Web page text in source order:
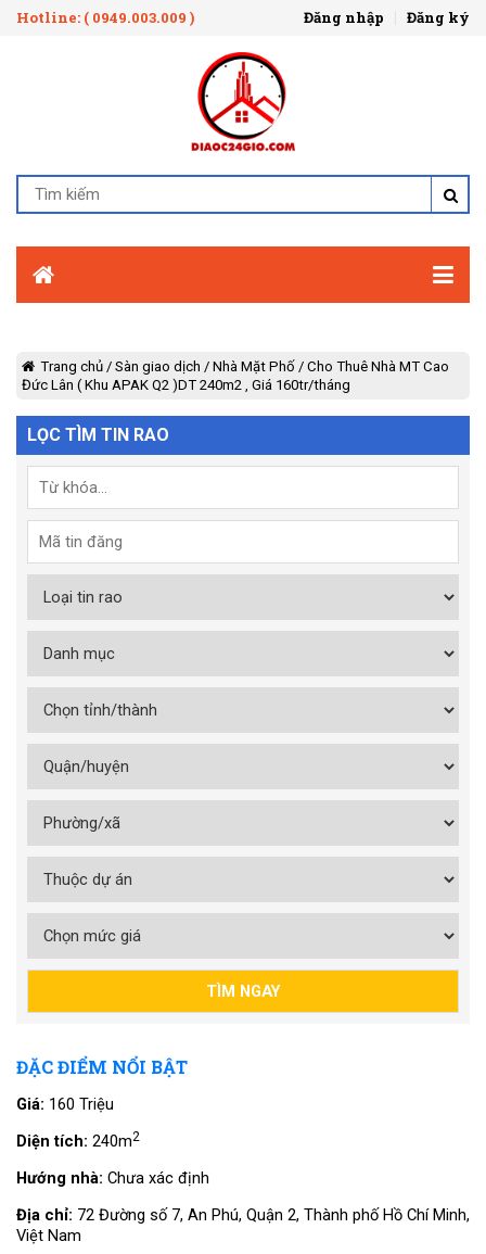
Hotline: ( 0949.003.009 ) Đăng nhập Đăng ký
Trang chủ / Sàn giao dịch / Nhà Mặt Phố / Cho Thuê Nhà MT Cao
Đức Lân ( Khu APAK Q2 )DT 240m2 , Giá 160tr/tháng
LỌC TÌM TIN RAO
ĐẶC ĐIỂM NỔI BẬT
Giá: 160 Triệu
Diện tích: 240m2
Hướng nhà: Chưa xác định
Địa chỉ: 72 Đường số 7, An Phú, Quận 2, Thành phố Hồ Chí Minh,
Việt Nam